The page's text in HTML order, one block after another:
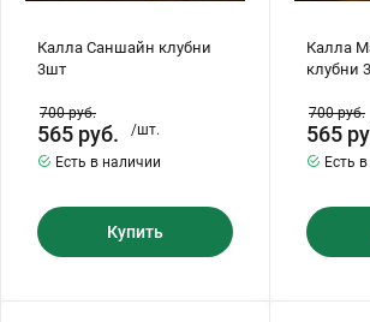
Калла Саншайн клубни
3шт
700руб.
565 руб.
/шт.
Есть в наличии
Купить
Калла
клубни
700руб.
565
Есть